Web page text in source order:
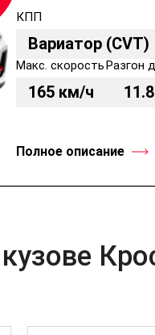
КПП
Вариатор (CVT)
Макс. скорость
165 км/ч
Разгон
Полное описание